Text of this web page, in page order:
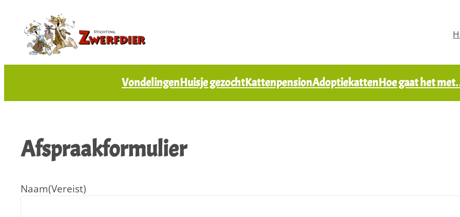
VondelingenHuisje gezochtKattenpensionAdoptiekattenHoe gaat het
Afspraakformulier
Naam(Vereist)